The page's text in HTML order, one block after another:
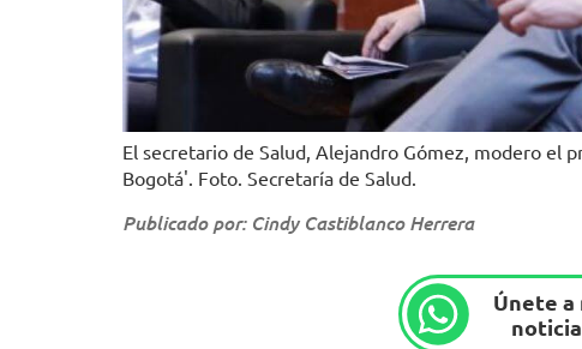
El secretario de Salud, Alejandro Gómez, modero el
Bogotá'. Foto. Secretaría de Salud.
Publicado por: Cindy Castiblanco Herrera
Únete a